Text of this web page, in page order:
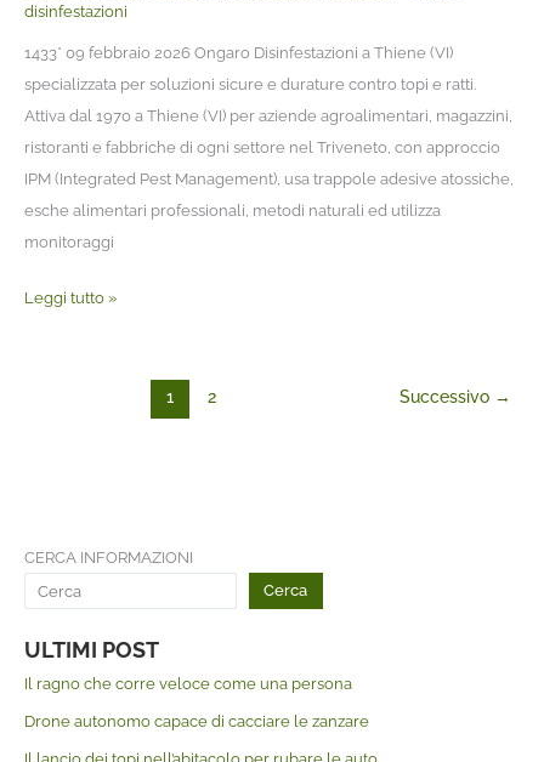
disinfestazioni
1433* 09 febbraio 2026 Ongaro Disinfestazioni a Thiene (VI)
specializzata per soluzioni sicure e durature contro topi e ratti.
Attiva dal 1970 a Thiene (VI) per aziende agroalimentari, magazzini,
ristoranti e fabbriche di ogni settore nel Triveneto, con approccio
IPM (Integrated Pest Management), usa trappole adesive atossiche,
esche alimentari professionali, metodi naturali ed utilizza
monitoraggi
Leggi tutto »
1 2 Successivo →
CERCA INFORMAZIONI
Cerca
ULTIMI POST
Il ragno che corre veloce come una persona
Drone autonomo capace di cacciare le zanzare